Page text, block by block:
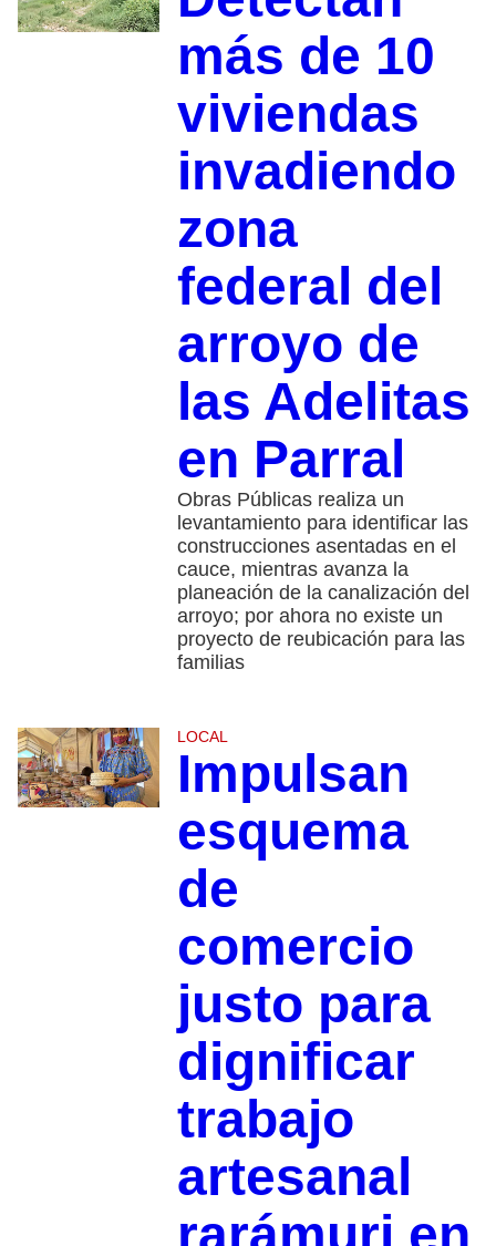
más de 10
viviendas
invadiendo
zona
federal del
arroyo de
las Adelitas
en Parral
Obras Públicas realiza un
levantamiento para identificar las
construcciones asentadas en el
cauce, mientras avanza la
planeación de la canalización del
arroyo; por ahora no existe un
proyecto de reubicación para las
familias
LOCAL
Impulsan
esquema
de
comercio
justo para
dignificar
trabajo
artesanal
rarámuri en